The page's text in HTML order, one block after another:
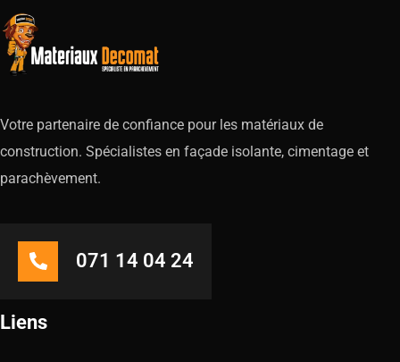
Votre partenaire de confiance pour les matériaux de
construction. Spécialistes en façade isolante, cimentage et
parachèvement.
071 14 04 24
Liens